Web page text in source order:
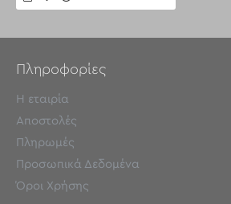
Πληροφορίες
Η εταιρία
Αποστολές
Πληρωμές
Προσωπικά Δεδομένα
Όροι Χρήσης